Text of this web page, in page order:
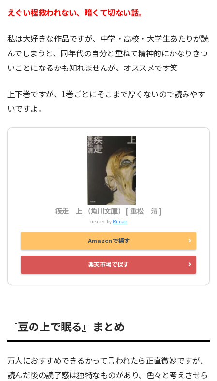
えぐい程救われない、暗くて切ない話。
私は大好きな作品ですが、中学・高校・大学生あたりが読
んでしまうと、同年代の自分と重ねて精神的にかなりきつ
いことになるかも知れませんが、オススメです笑
上下巻ですが、1巻ごとにそこまで厚くないので読みやす
いですよ。
疾走 上 （角川文庫） [ 重松 清 ]
created by Rinker
Amazonで探す
楽天市場で探す
『豆の上で眠る』まとめ
万人におすすめできるかって言われたら正直微妙ですが、
読んだ後の読了感は独特なものがあり、色々と考えさせら